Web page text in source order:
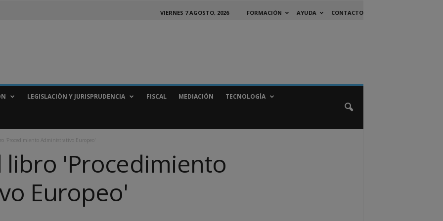
VIERNES 7 AGOSTO, 2026 FORMACIÓN AYUDA CONTACTO
LEGISLACIÓN Y JURISPRUDENCIA FISCAL MEDIACIÓN TECNOLOGÍA
'Procedimiento Administrativo Europeo'
libro 'Procedimiento
Europeo'